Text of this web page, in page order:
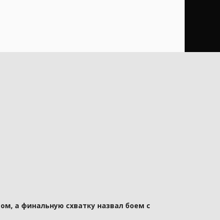
а финальную схватку назвал боем с